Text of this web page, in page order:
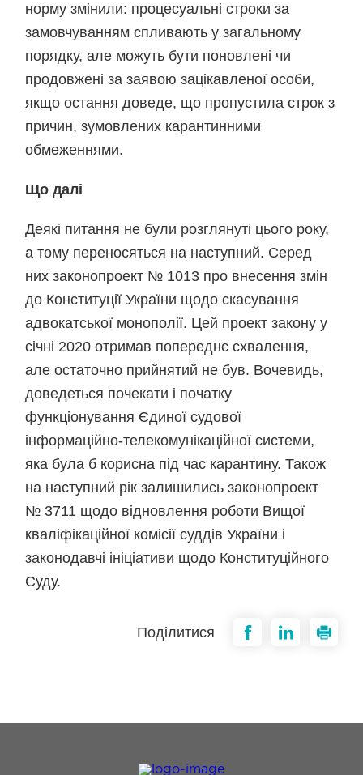
норму змінили: процесуальні строки за
замовчуванням спливають у загальному
порядку, але можуть бути поновлені чи
продовжені за заявою зацікавленої особи,
якщо остання доведе, що пропустила строк з
причин, зумовлених карантинними
обмеженнями.
Що далі
Деякі питання не були розглянуті цього року,
а тому переносяться на наступний. Серед
них законопроект № 1013 про внесення змін
до Конституції України щодо скасування
адвокатської монополії. Цей проект закону у
січні 2020 отримав попереднє схвалення,
але остаточно прийнятий не був. Вочевидь,
доведеться почекати і початку
функціонування Єдиної судової
інформаційно-телекомунікаційної системи,
яка була б корисна під час карантину. Також
на наступний рік залишились законопроект
№ 3711 щодо відновлення роботи Вищої
кваліфікаційної комісії суддів України і
законодавчі ініціативи щодо Конституційного
Суду.
Поділитися